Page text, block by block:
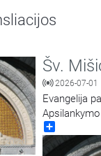
20:20
Šv.
2026-07-01
Evangelija